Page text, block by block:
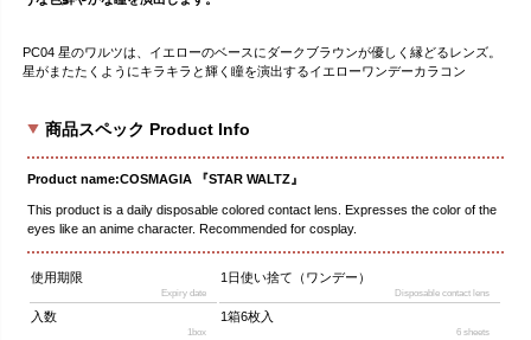
PC04 星のワルツは、イエローのベースにダークブラウンが優しく縁どるレンズ。
星がまたたくようにキラキラと輝く瞳を演出するイエローワンデーカラコン
商品スペック Product Info
Product name:COSMAGIA 『STAR WALTZ』
This product is a daily disposable colored contact lens. Expresses the color of the
eyes like an anime character. Recommended for cosplay.
使用期限
Expiry date
1日使い捨て（ワンデー）
Disposable contact lens
入数
1box
1箱6枚入
6 sheets